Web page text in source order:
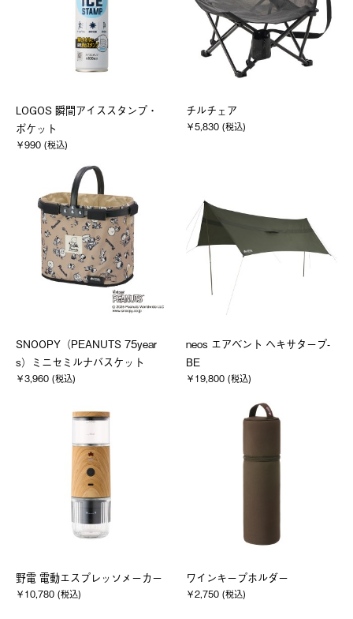
LOGOS 瞬間アイススタンプ・
ポケット
￥990 (税込)
チルチェア
￥5,830 (税込)
SNOOPY（PEANUTS 75year
s）ミニセミルナバスケット
￥3,960 (税込)
neos エアベント ヘキサタープ-
BE
￥19,800 (税込)
野電 電動エスプレッソメーカー
￥10,780 (税込)
ワインキープホルダー
￥2,750 (税込)